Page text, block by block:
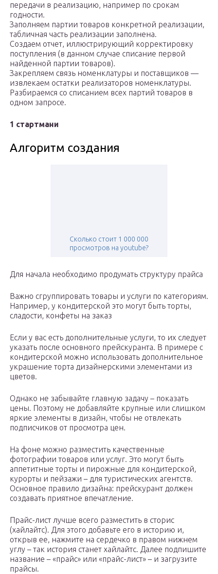
передачи в реализацию, например по срокам
годности.
Заполняем партии товаров конкретной реализации,
табличная часть реализации заполнена.
Создаем отчет, иллюстрирующий корректировку
поступления (в данном случае списание первой
найденной партии товаров).
Закрепляем связь номенклатуры и поставщиков —
извлекаем остатки реализаторов номенклатуры.
Разбираемся со списанием всех партий товаров в
одном запросе.
1 стартмани
Алгоритм создания
Сколько стоит 1 000 000
просмотров на youtube?
Для начала необходимо продумать структуру прайса
Важно сгруппировать товары и услуги по категориям.
Например, у кондитерской это могут быть торты,
сладости, конфеты на заказ
Если у вас есть дополнительные услуги, то их следует
указать после основного прейскуранта. В примере с
кондитерской можно использовать дополнительное
украшение торта дизайнерскими элементами из
цветов.
Однако не забывайте главную задачу – показать
цены. Поэтому не добавляйте крупные или слишком
яркие элементы в дизайн, чтобы не отвлекать
подписчиков от просмотра цен.
На фоне можно разместить качественные
фотографии товаров или услуг. Это могут быть
аппетитные торты и пирожные для кондитерской,
курорты и пейзажи – для туристических агентств.
Основное правило дизайна: прейскурант должен
создавать приятное впечатление.
Прайс-лист лучше всего разместить в сторис
(хайлайтс). Для этого добавьте его в историю и,
открыв ее, нажмите на сердечко в правом нижнем
углу – так история станет хайлайтс. Далее подпишите
название – «прайс» или «прайс-лист» – и загрузите
прайсы.